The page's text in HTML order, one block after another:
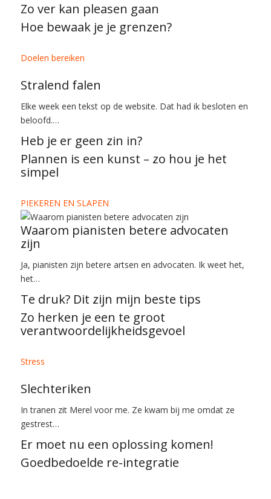
Zo ver kan pleasen gaan
Hoe bewaak je je grenzen?
Doelen bereiken
Stralend falen
Elke week een tekst op de website. Dat had ik besloten en
beloofd.…
Heb je er geen zin in?
Plannen is een kunst – zo hou je het
simpel
PIEKEREN EN SLAPEN
Waarom pianisten betere advocaten
zijn
Ja, pianisten zijn betere artsen en advocaten. Ik weet het,
het…
Te druk? Dit zijn mijn beste tips
Zo herken je een te groot
verantwoordelijkheidsgevoel
Stress
Slechteriken
In tranen zit Merel voor me. Ze kwam bij me omdat ze
gestrest…
Er moet nu een oplossing komen!
Goedbedoelde re-integratie